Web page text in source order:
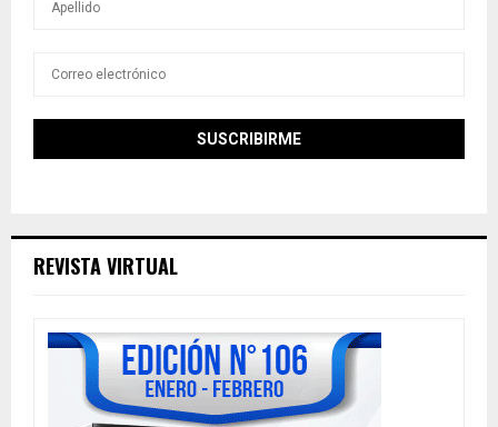
REVISTA VIRTUAL